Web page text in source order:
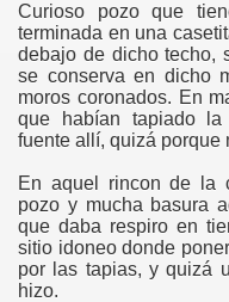
Curioso pozo que
terminada en una
debajo de dicho techo,
se conserva en dicho
moros coronados. En
que habían tapiado
fuente allí, quizá porque
En aquel rincon de la
pozo y mucha basura
que daba respiro en
sitio idoneo donde
por las tapias, y quizá
hizo.